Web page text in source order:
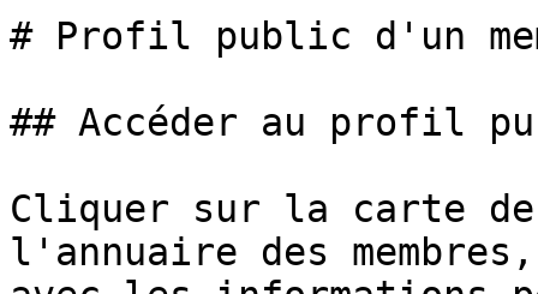
# Profil public d'un
## Accéder au profil
Cliquer sur la carte de
l'annuaire des